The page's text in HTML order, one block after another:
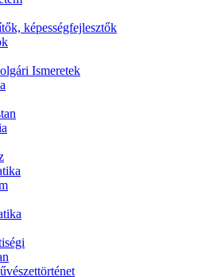
képességfejlesztők
Ismeretek